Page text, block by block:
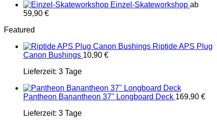
Einzel-Skateworkshop ab
59,90 €
Featured
Riptide APS Plug
Canon Bushings 10,90 €
Lieferzeit: 3 Tage
Pantheon Banantheon 37" Longboard Deck 169,90 €
Lieferzeit: 3 Tage